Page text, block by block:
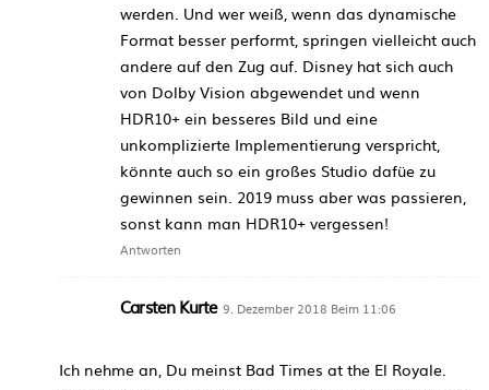
werden. Und wer weiß, wenn das dynamische
Format besser performt, springen vielleicht auch
andere auf den Zug auf. Disney hat sich auch
von Dolby Vision abgewendet und wenn
HDR10+ ein besseres Bild und eine
unkomplizierte Implementierung verspricht,
könnte auch so ein großes Studio dafüe zu
gewinnen sein. 2019 muss aber was passieren,
sonst kann man HDR10+ vergessen!
Antworten
Carsten Kurte 9. Dezember 2018 Beim 11:06
Ich nehme an, Du meinst Bad Times at the El Royale.